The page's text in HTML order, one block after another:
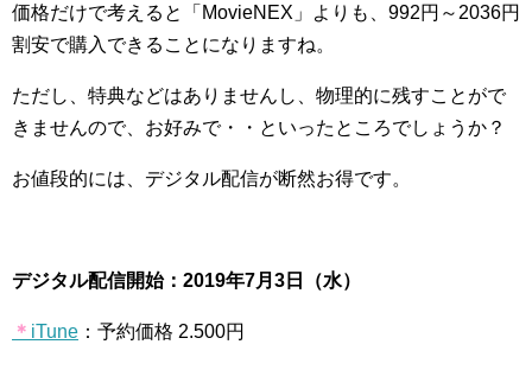
価格だけで考えると「 MovieNEX 」よりも、 992円～ 2036円
割安で購入できることになりますね。
ただし、特典などはありませんし、物理的に残すことがで
きませんので、お好みで・・といったところでしょうか？
お値段的には、デジタル配信が断然お得です。
デジタル配信開始： 2019年7月 3 日（水）
＊ iTune ：予約価格 2.500円